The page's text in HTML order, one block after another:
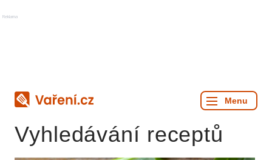
Reklama
Vyhledávání receptů